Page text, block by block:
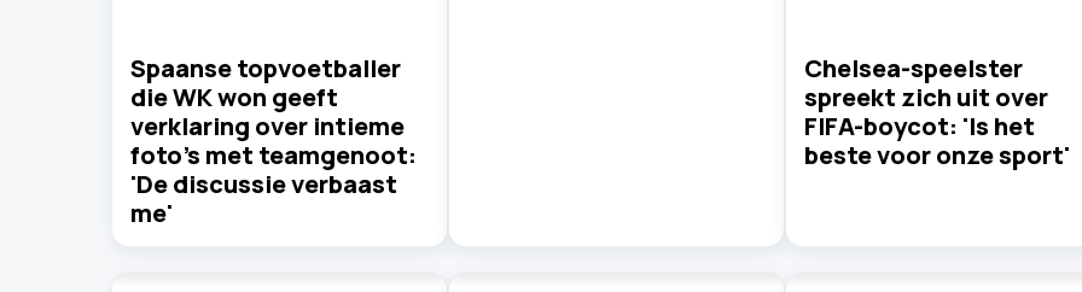
Spaanse topvoetballer
die WK won geeft
verklaring over intieme
foto's met teamgenoot:
'De discussie verbaast
me'
Chelsea-speelster
spreekt zich uit over
FIFA-boycot: 'Is het
beste voor onze sport'